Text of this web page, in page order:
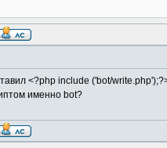
<?php include ('bot/
именно bot?